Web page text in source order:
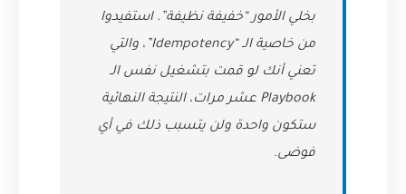
بخلي الأمور “خفيفة نظيفة”. استفيدوا
من خاصية الـ “Idempotency”، والتي
تعني أنك لو قمت بتشغيل نفس الـ
Playbook عشر مرات، النتيجة النهائية
ستكون واحدة ولن يتسبب ذلك في أي
فوضى.